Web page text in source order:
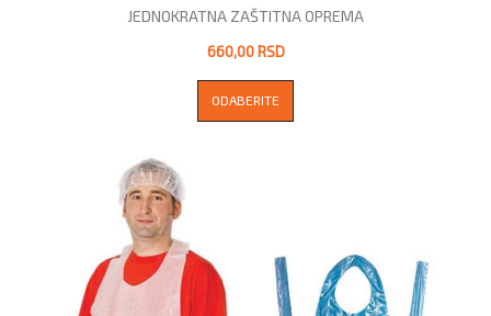
JEDNOKRATNA ZAŠTITNA OPREMA
660,00 RSD
ODABERITE